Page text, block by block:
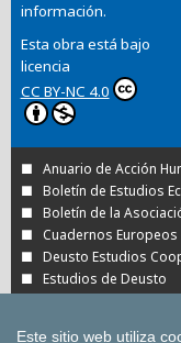
información.
Esta obra está bajo
licencia
CC BY-NC 4.0
Anuario de Acción
Boletín de Estudios
Boletín de la
Cuadernos
Deusto Estudios
Estudios de Deusto
Este sitio web utiliza